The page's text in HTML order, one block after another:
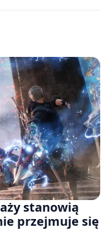
stanowią
przejmuje się